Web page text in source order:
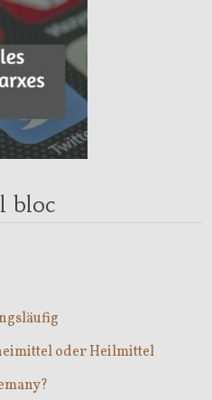
bloc
oder Heilmittel